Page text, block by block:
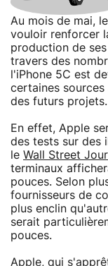
Au mois de mai,
vouloir renforcer
production de
travers des
l'iPhone 5C est
certaines
des futurs projets.
En effet, Apple
des tests sur des
le Wall Street
terminaux
pouces. Selon
fournisseurs de
plus enclin
serait
pouces.
Apple, qui